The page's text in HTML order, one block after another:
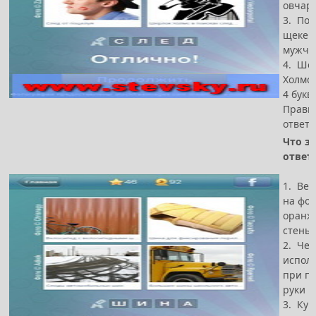
3.
щеке у
4.
Холмс
4
ответ
Что
1.
на
стены
2.
при
руки
3.